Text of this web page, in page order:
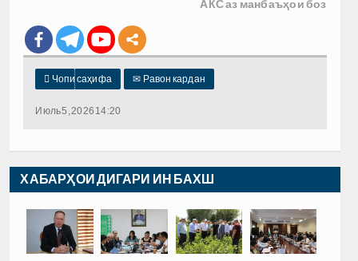
АКС аз манбаъҳои боз
 Чопи саҳифа ✉ Равон кардан
Июль 5, 2026 14:20
ХАБАРҲОИ ДИГАРИ ИН БАХШ